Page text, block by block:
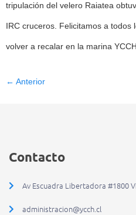
tripulación del velero Raiatea
IRC cruceros. Felicitamos a todos
volver a recalar en la marina
← Anterior
Contacto
Av Escuadra Libertadora #1800
administracion@ycch.cl